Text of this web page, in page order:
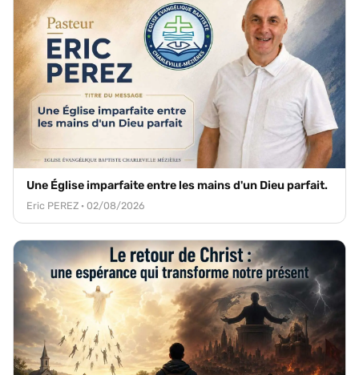
Une Église imparfaite entre les mains d'un Dieu parfait.
Eric PEREZ · 02/08/2026